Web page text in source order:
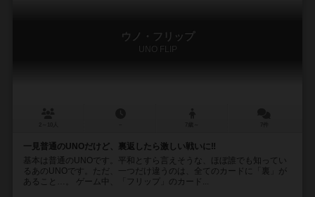
ウノ・フリップ
UNO FLIP
一見普通のUNOだけど、裏返したら激しい戦いに‼︎
基本は普通のUNOです。平和とすら言えそうな、ほぼ誰でも知ってい
るあのUNOです。ただ、一つだけ違うのは、全てのカードに「裏」が
あること…。 ゲーム中、「フリップ」のカード...